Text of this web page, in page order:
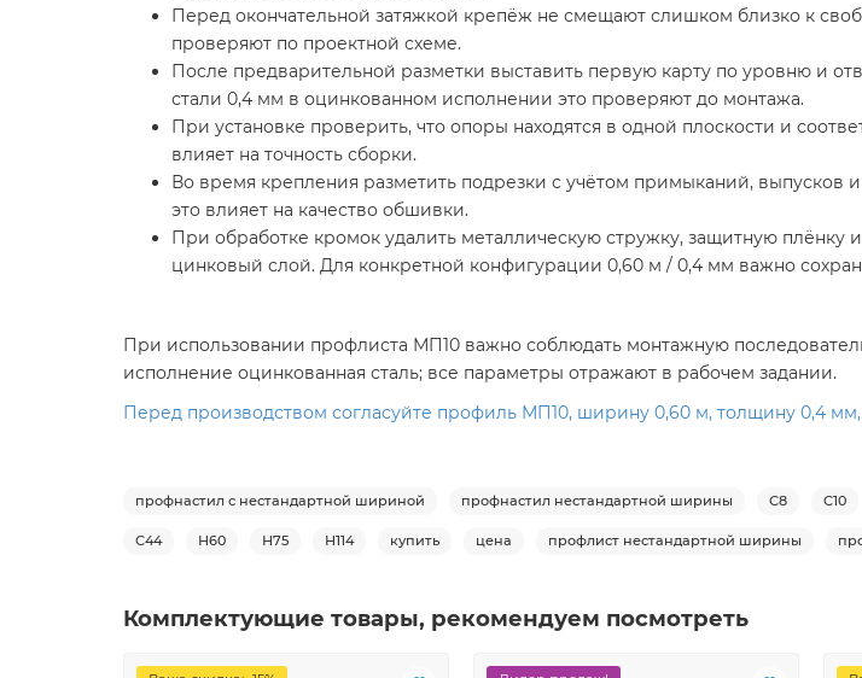
Перед окончательной затяжкой крепёж не смещают слишком близко к
проверяют по проектной схеме.
После предварительной разметки выставить первую карту по уровню и
стали 0,4 мм в оцинкованном исполнении это проверяют до монтажа.
При установке проверить, что опоры находятся в одной плоскости и
влияет на точность сборки.
Во время крепления разметить подрезки с учётом примыканий, выпусков
это влияет на качество обшивки.
При обработке кромок удалить металлическую стружку, защитную
цинковый слой. Для конкретной конфигурации 0,60 м / 0,4 мм важно
При использовании профлиста МП10 важно соблюдать монтажную
исполнение оцинкованная сталь; все параметры отражают в рабочем задании.
Перед производством согласуйте профиль МП10, ширину 0,60 м, толщину 0,4 мм,
профнастил с нестандартной шириной профнастил нестандартной ширины С8 С10
С44 Н60 Н75 Н114 купить цена профлист нестандартной ширины
Комплектующие товары, рекомендуем посмотреть